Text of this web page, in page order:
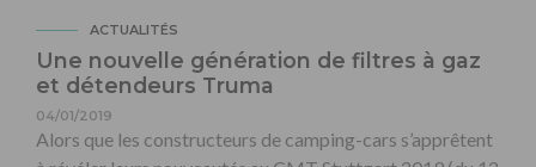
ACTUALITÉS
Une nouvelle génération de filtres à gaz
et détendeurs Truma
04/01/2019
Alors que les constructeurs de camping-cars s’apprêtent